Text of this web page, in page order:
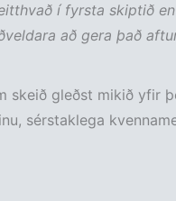
í fyrsta skiptið
að gera það
skeið gleðst mikið yfir
sérstaklega